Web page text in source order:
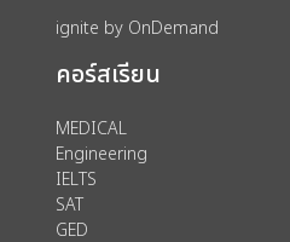
ignite by OnDemand
คอร์สเรียน
MEDICAL
Engineering
IELTS
SAT
GED